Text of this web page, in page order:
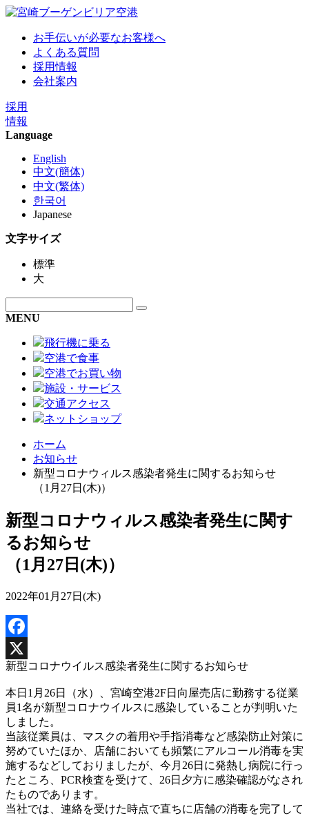
お手伝いが必要なお客様へ
よくある質問
採用情報
会社案内
採用
情報
Language
English
中文(簡体)
中文(繁体)
한국어
Japanese
文字サイズ
標準
大
MENU
飛行機に乗る
空港で食事
空港でお買い物
施設・サービス
交通アクセス
ネットショップ
ホーム
お知らせ
新型コロナウィルス感染者発生に関するお知らせ
（1月27日(木)）
新型コロナウィルス感染者発生に関す
るお知らせ
（1月27日(木)）
2022年01月27日(木)
Facebook
X
新型コロナウイルス感染者発生に関するお知らせ
本日1月26日（水）、宮崎空港2F日向屋売店に勤務する従業
員1名が新型コロナウイルスに感染していることが判明いた
しました。
当該従業員は、マスクの着用や手指消毒など感染防止対策に
努めていたほか、店舗においても頻繁にアルコール消毒を実
施するなどしておりましたが、今月26日に発熱し病院に行っ
たところ、PCR検査を受けて、26日夕方に感染確認がなされ
たものであります。
当社では、連絡を受けた時点で直ちに店舗の消毒を完了して